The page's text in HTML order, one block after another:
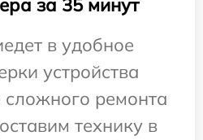
за 35 минут
в удобное
устройства
сложного ремонта
технику в